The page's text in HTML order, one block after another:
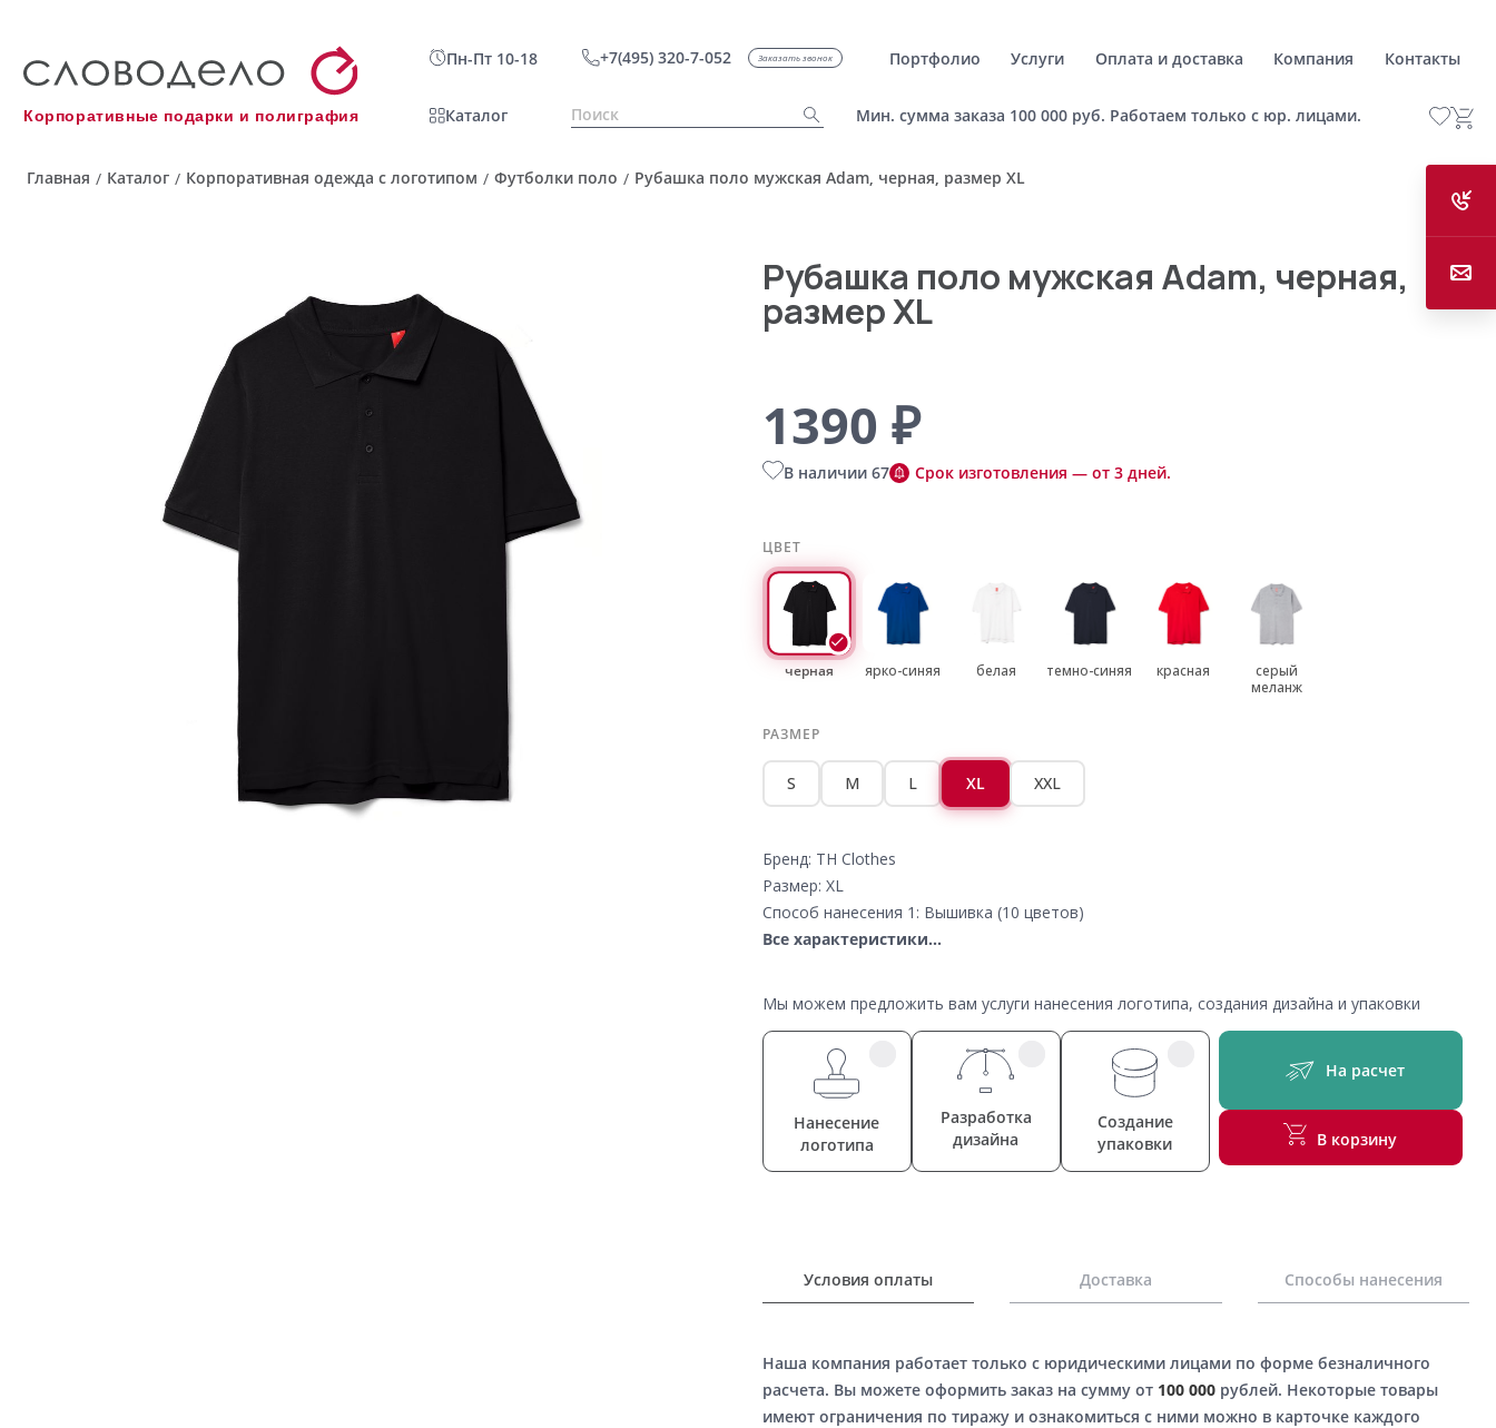
Корпоративные подарки и полиграфия
Пн-Пт 10-18 +7(495) 320-7-052 Заказать звонок Портфолио Услуги Оплата и доставка Компания Контакты
Каталог Мин. сумма заказа 100 000 руб. Работаем только с юр. лицами.
Главная / Каталог / Корпоративная одежда с логотипом / Футболки поло / Рубашка поло мужская Adam, черная, размер XL
Рубашка поло мужская Adam, черная,
размер XL
1390 ₽
В наличии 67 Срок изготовления — от 3 дней.
ЦВЕТ
черная ярко-синяя белая темно-синяя красная
серый
меланж
РАЗМЕР
S M L XL XXL
Бренд: TH Clothes
Размер: XL
Способ нанесения 1: Вышивка (10 цветов)
Все характеристики...
Мы можем предложить вам услуги нанесения логотипа, создания дизайна и упаковки
Нанесение
логотипа
Разработка
дизайна
Создание
упаковки
На расчет
В корзину
Условия оплаты Доставка Способы нанесения
Наша компания работает только с юридическими лицами по форме безналичного
расчета. Вы можете оформить заказ на сумму от 100 000рублей. Некоторые товары
имеют ограничения по тиражу и ознакомиться с ними можно в карточке каждого